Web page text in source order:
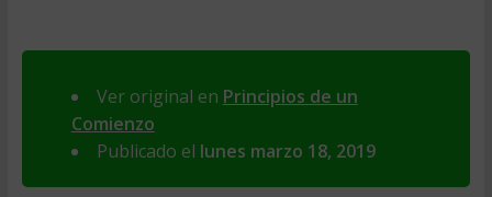
Ver original en Principios de un
Comienzo
Publicado el lunes marzo 18, 2019